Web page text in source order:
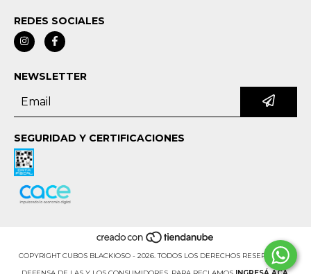
REDES SOCIALES
NEWSLETTER
SEGURIDAD Y CERTIFICACIONES
COPYRIGHT CUBOS BLACKIOSO - 2026. TODOS LOS DERECHOS RESERVADOS.